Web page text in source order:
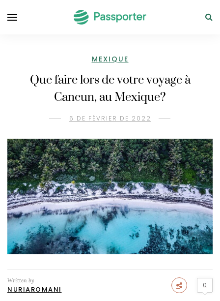
MEXIQUE
Que faire lors de votre voyage à
Cancun, au Mexique?
6 DE FÉVRIER DE 2022
Written by
NURIAROMANI 0